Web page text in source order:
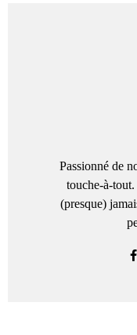
Passionné de
touche-à-
(presque)